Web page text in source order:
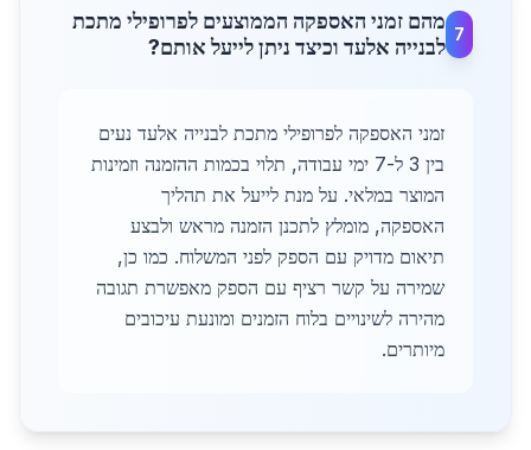
7
מהם זמני האספקה הממוצעים לפרופילי מתכת
לבנייה אלעד וכיצד ניתן לייעל אותם?
זמני האספקה לפרופילי מתכת לבנייה אלעד נעים
בין 3 ל-7 ימי עבודה, תלוי בכמות ההזמנה וזמינות
המוצר במלאי. על מנת לייעל את תהליך
האספקה, מומלץ לתכנן הזמנה מראש ולבצע
תיאום מדויק עם הספק לפני המשלוח. כמו כן,
שמירה על קשר רציף עם הספק מאפשרת תגובה
מהירה לשינויים בלוח הזמנים ומונעת עיכובים
מיותרים.